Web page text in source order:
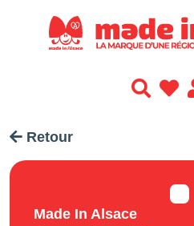
Retour
Made In Alsace